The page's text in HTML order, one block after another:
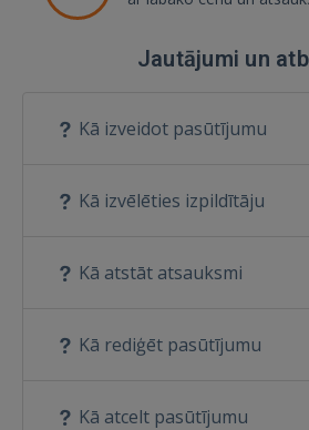
Jautājumi un
Kā izveidot pasūtījumu
Kā izvēlēties izpildītāju
Kā atstāt atsauksmi
Kā rediģēt pasūtījumu
Kā atcelt pasūtījumu